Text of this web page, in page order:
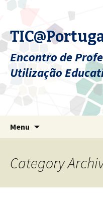
Encontro de
Utilização
Menu
Category